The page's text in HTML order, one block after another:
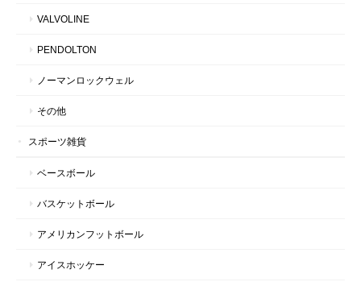
VALVOLINE
PENDOLTON
ノーマンロックウェル
その他
スポーツ雑貨
ベースボール
バスケットボール
アメリカンフットボール
アイスホッケー